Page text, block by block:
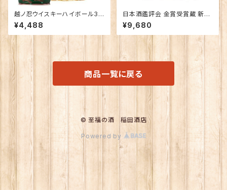
越ノ忍ウイスキーハイボール38
0ml×12本/Alc.8％
¥4,488
日本酒鑑評会 金賞受賞蔵 新潟
の地酒飲み比べセット1800ｍｌ
×3本 （越乃寒梅 八海山 越の
鶴）
¥9,680
商品一覧に戻る
© 至福の酒 稲田酒店
Powered by